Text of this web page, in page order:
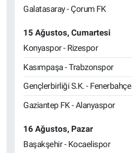
Galatasaray - Çorum FK
15 Ağustos, Cumartesi
Konyaspor - Rizespor
Kasımpaşa - Trabzonspor
Gençlerbirliği S.K. - Fenerbahçe
Gaziantep FK - Alanyaspor
16 Ağustos, Pazar
Başakşehir - Kocaelispor